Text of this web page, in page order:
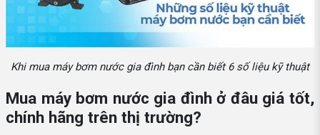
Khi mua máy bơm nước gia đình bạn cần biết 6 số liệu kỹ thuật
Mua máy bơm nước gia đình ở đâu giá tốt,
chính hãng trên thị trường?